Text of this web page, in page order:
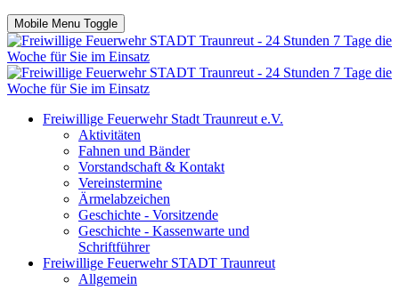
Mobile Menu Toggle
Freiwillige Feuerwehr Stadt Traunreut e.V.
Aktivitäten
Fahnen und Bänder
Vorstandschaft & Kontakt
Vereinstermine
Ärmelabzeichen
Geschichte - Vorsitzende
Geschichte - Kassenwarte und
Schriftführer
Freiwillige Feuerwehr STADT Traunreut
Allgemein